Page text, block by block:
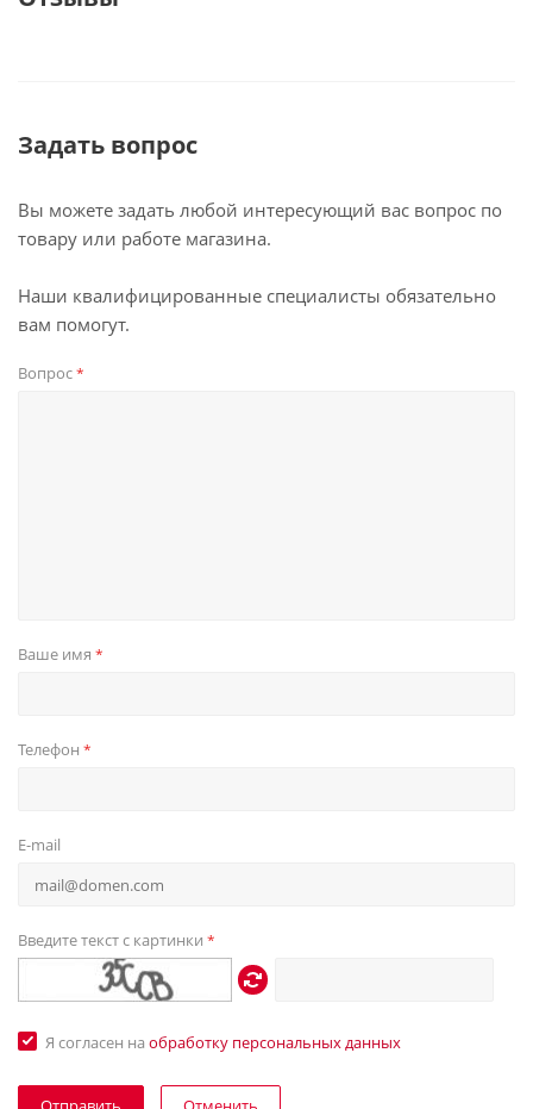
Задать вопрос
Вы можете задать любой интересующий вас вопрос по
товару или работе магазина.
Наши квалифицированные специалисты обязательно
вам помогут.
Вопрос*
Ваше имя *
Телефон *
E-mail
Введите текст с картинки *
Я согласен на обработку персональных данных